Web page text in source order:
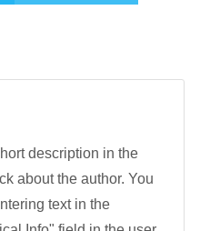
description in the
about the author. You
text in the